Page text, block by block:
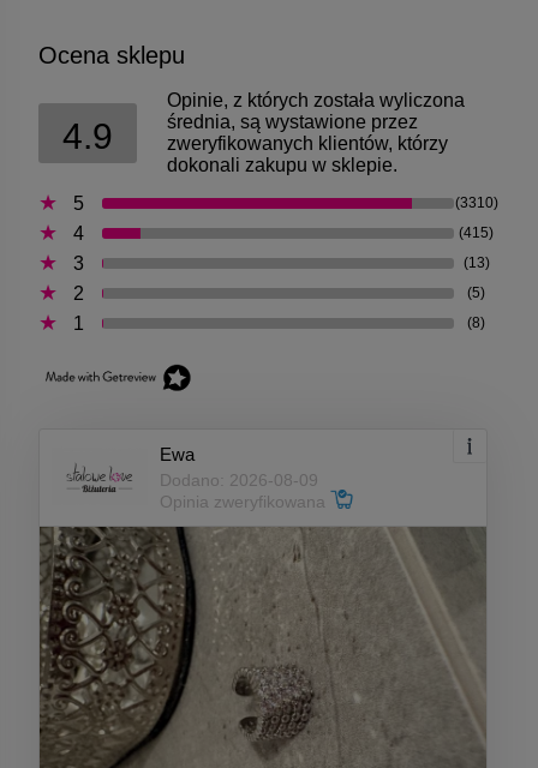
Ocena sklepu
4.9
Opinie, z których została wyliczona
średnia, są wystawione przez
zweryfikowanych klientów, którzy
dokonali zakupu w sklepie.
5
(3310)
4 (415)
3 (13)
2 (5)
1 (8)
Ewa
Dodano: 2026-08-09
Opinia zweryfikowana